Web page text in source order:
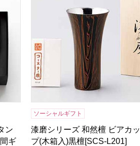
ン
ギ
ソーシャルギフト
漆磨シリーズ 和然檀 ビアカッ
プ(木箱入)黒檀[SCS-L201]